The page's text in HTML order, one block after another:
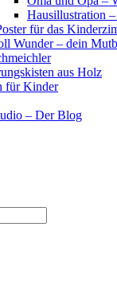
Hausillustration
für das
Wunder – dein
aus Holz
für Kinder
– Der Blog